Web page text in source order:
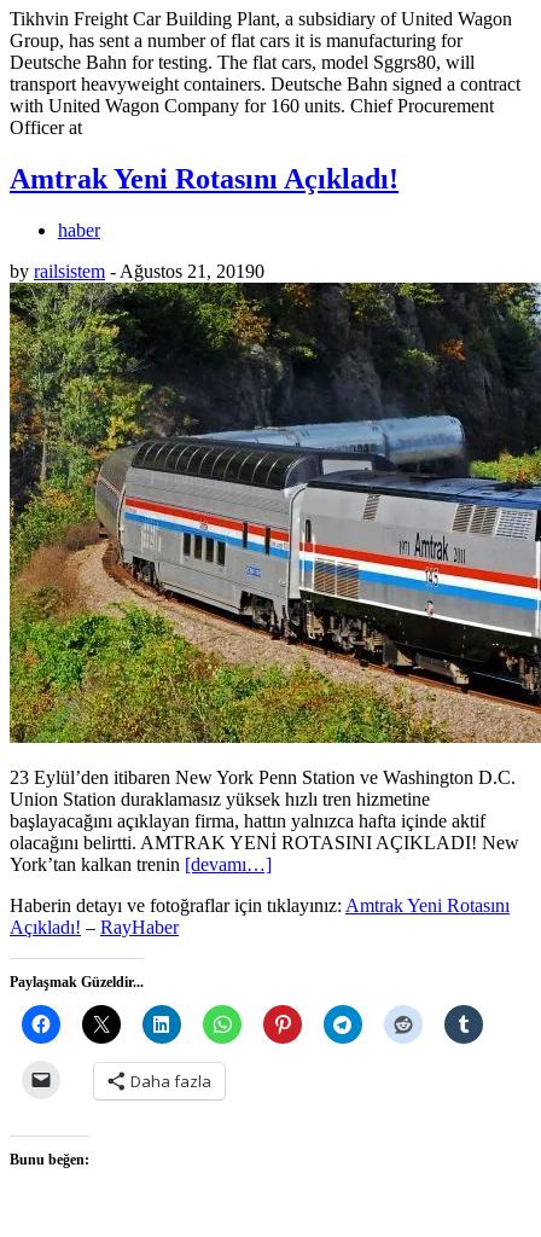
Tikhvin Freight Car Building Plant, a subsidiary of United Wagon
Group, has sent a number of flat cars it is manufacturing for
Deutsche Bahn for testing. The flat cars, model Sggrs80, will
transport heavyweight containers. Deutsche Bahn signed a contract
with United Wagon Company for 160 units. Chief Procurement
Officer at
Amtrak Yeni Rotasını Açıkladı!
haber
by railsistem - Ağustos 21, 20190
23 Eylül’den itibaren New York Penn Station ve Washington D.C.
Union Station duraklamasız yüksek hızlı tren hizmetine
başlayacağını açıklayan firma, hattın yalnızca hafta içinde aktif
olacağını belirtti. AMTRAK YENİ ROTASINI AÇIKLADI! New
York’tan kalkan trenin [devamı…]
Haberin detayı ve fotoğraflar için tıklayınız: Amtrak Yeni Rotasını
Açıkladı! – RayHaber
Paylaşmak Güzeldir...
Daha fazla
Bunu beğen: